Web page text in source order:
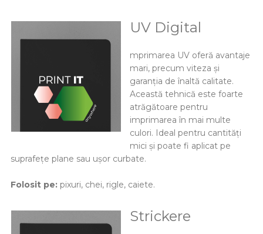
UV Digital
mprimarea UV oferă avantaje
mari, precum viteza și
garanția de înaltă calitate.
Această tehnică este foarte
atrăgătoare pentru
imprimarea în mai multe
culori. Ideal pentru cantități
mici și poate fi aplicat pe
suprafețe plane sau ușor curbate.
Folosit pe:pixuri, chei, rigle, caiete.
Strickere